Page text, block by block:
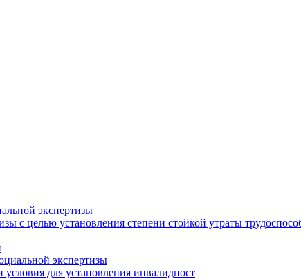
экспертизы
с целью установления степени стойкой утраты
экспертизы
для установления инвалидност